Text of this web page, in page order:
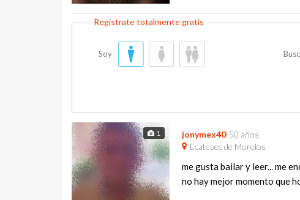
Soy
1 jonymex40 50 años
Ecatepec de Morelos
me gusta bailar y leer... me
no hay mejor momento que